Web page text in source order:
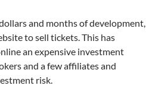
and months of development,
to sell tickets. This has
an expensive investment
and a few affiliates and
risk.